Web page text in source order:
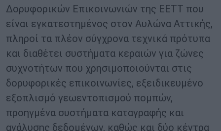
Δορυφορικών Επικοινωνιών της ΕΕΤΤ που
είναι εγκατεστημένος στον Αυλώνα Αττικής,
πληροί τα πλέον σύγχρονα τεχνικά πρότυπα
και διαθέτει συστήματα κεραιών για ζώνες
συχνοτήτων που χρησιμοποιούνται στις
δορυφορικές επικοινωνίες, εξειδικευμένο
εξοπλισμό γεωεντοπισμού πομπών,
προηγμένα συστήματα καταγραφής και
ανάλυσης δεδομένων, καθώς και δύο κέντρα